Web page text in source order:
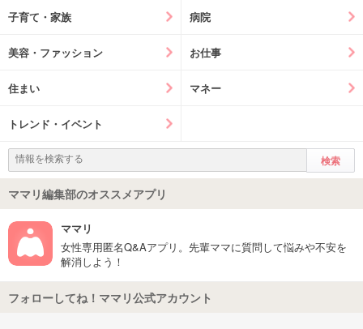
子育て・家族 病院
美容・ファッション お仕事
住まい マネー
トレンド・イベント
ママリ編集部のオススメアプリ
ママリ
女性専用匿名Q&Aアプリ。先輩ママに質問して悩みや不安を
解消しよう！
フォローしてね！ママリ公式アカウント